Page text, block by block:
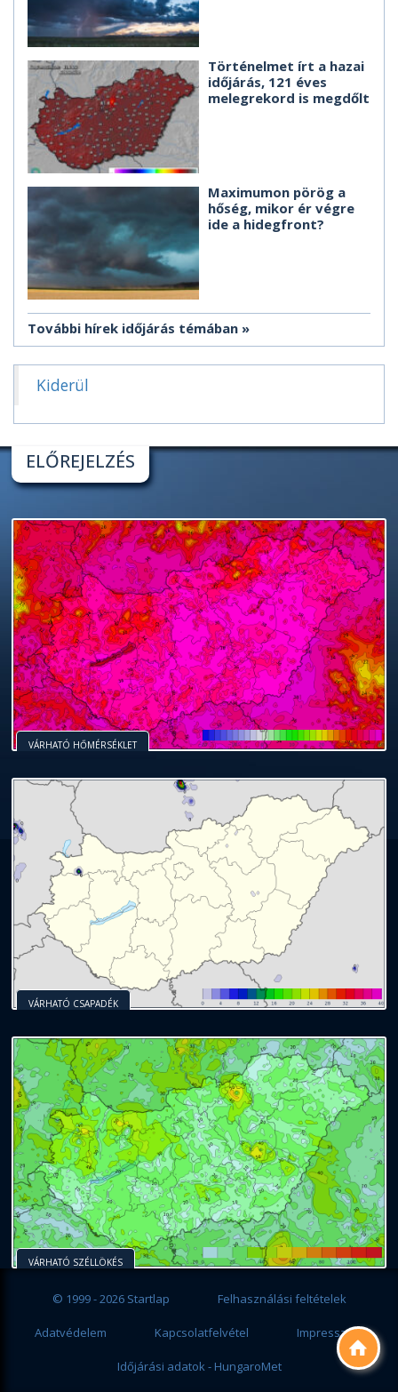

Történelmet írt a hazai
időjárás, 121 éves
melegrekord is megdőlt
Maximumon pörög a
hőség, mikor ér végre
ide a hidegfront?
További hírek időjárás témában
Kiderül
ELŐREJELZÉS
VÁRHATÓ HŐMÉRSÉKLET
VÁRHATÓ CSAPADÉK
VÁRHATÓ SZÉLLÖKÉS
© 1999 - 2026 Startlap Felhasználási feltételek
Adatvédelem Kapcsolatfelvétel Impresszum
Időjárási adatok - HungaroMet